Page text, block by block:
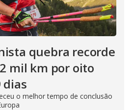
quebra recorde
mil km por oito
dias
o melhor tempo de conclusão